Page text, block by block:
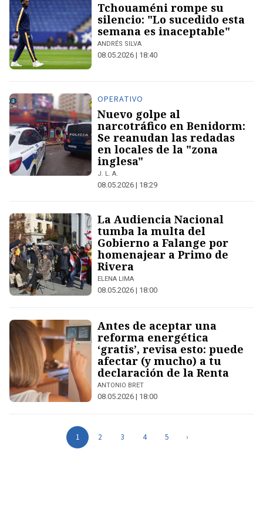
Tchouaméni rompe su
silencio: "Lo sucedido esta
semana es inaceptable"
ANDRÉS SILVA
08.05.2026 | 18:40
OPERATIVO
Nuevo golpe al
narcotráfico en Benidorm:
Se reanudan las redadas
en locales de la "zona
inglesa"
J. L. A.
08.05.2026 | 18:29
La Audiencia Nacional
tumba la multa del
Gobierno a Falange por
homenajear a Primo de
Rivera
ELENA LIMA
08.05.2026 | 18:00
Antes de aceptar una
reforma energética
‘gratis’, revisa esto: puede
afectar (y mucho) a tu
declaración de la Renta
ANTONIO BRET
08.05.2026 | 18:00
1 2 3 4 5 ›